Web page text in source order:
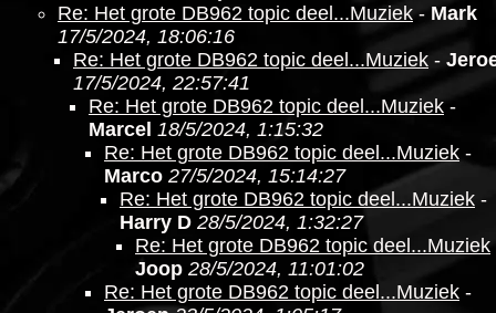
Re: Het grote DB962 topic deel...Muziek - Mark
17/5/2024, 18:06:16
Re: Het grote DB962 topic deel...Muziek -
17/5/2024, 22:57:41
Re: Het grote DB962 topic deel...Muziek -
Marcel 18/5/2024, 1:15:32
Re: Het grote DB962 topic deel...Muziek -
Marco 27/5/2024, 15:14:27
Re: Het grote DB962 topic deel...Muziek -
Harry D 28/5/2024, 1:32:27
Re: Het grote DB962 topic deel...Muziek
Joop 28/5/2024, 11:01:02
Re: Het grote DB962 topic deel...Muziek -